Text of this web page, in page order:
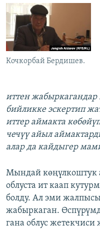
Кочкорбай Бердишев.
иттен жабыркагандар
бийликке эскертип
иттер аймакта
чечүү айыл
алар да кайдыгер
Мындай
облуста ит каап
болду. Ал эми
жабыркаган.
гана облус